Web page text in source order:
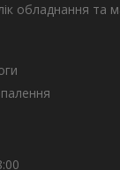
обладнання та